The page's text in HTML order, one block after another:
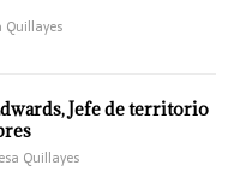
Quillayes
Jefe de territorio
Quillayes